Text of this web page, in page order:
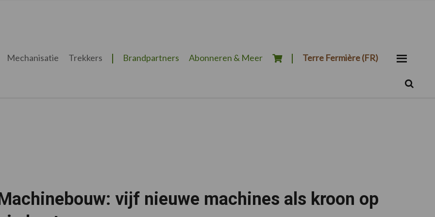
Mechanisatie Trekkers Brandpartners Abonneren & Meer Terre Fermière (FR)
vijf nieuwe machines als kroon op